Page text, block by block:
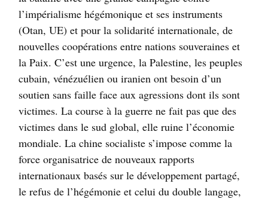
l’impérialisme hégémonique et ses instruments
(Otan, UE) et pour la solidarité internationale, de
nouvelles coopérations entre nations souveraines et
la Paix. C’est une urgence, la Palestine, les peuples
cubain, vénézuélien ou iranien ont besoin d’un
soutien sans faille face aux agressions dont ils sont
victimes. La course à la guerre ne fait pas que des
victimes dans le sud global, elle ruine l’économie
mondiale. La chine socialiste s’impose comme la
force organisatrice de nouveaux rapports
internationaux basés sur le développement partagé,
le refus de l’hégémonie et celui du double langage,